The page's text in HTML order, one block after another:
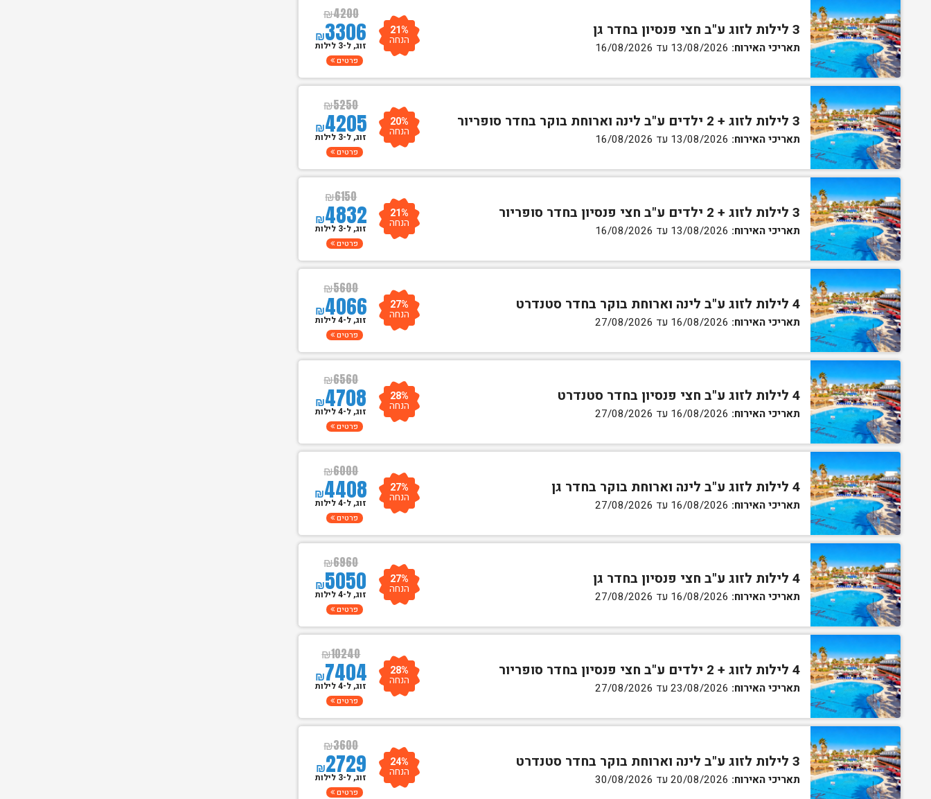
3 לילות לזוג ע"ב חצי פנסיון בחדר גן
תאריכי האירוח:
₪4200
₪3306 21%
הנחה זוג, ל-3 לילות
פרטים
3 לילות לזוג + 2 ילדים ע"ב לינה וארוחת בוקר בחדר סופריור
תאריכי האירוח:
₪5250
₪4205 20%
הנחה זוג, ל-3 לילות
פרטים
3 לילות לזוג + 2 ילדים ע"ב חצי פנסיון בחדר סופריור
תאריכי האירוח:
₪6150
₪4832 21%
הנחה זוג, ל-3 לילות
פרטים
4 לילות לזוג ע"ב לינה וארוחת בוקר בחדר סטנדרט
תאריכי האירוח:
₪5600
₪4066 27%
הנחה זוג, ל-4 לילות
פרטים
4 לילות לזוג ע"ב חצי פנסיון בחדר סטנדרט
תאריכי האירוח:
₪6560
₪4708 28%
הנחה זוג, ל-4 לילות
פרטים
4 לילות לזוג ע"ב לינה וארוחת בוקר בחדר גן
תאריכי האירוח:
₪6000
₪4408 27%
הנחה זוג, ל-4 לילות
פרטים
4 לילות לזוג ע"ב חצי פנסיון בחדר גן
תאריכי האירוח:
₪6960
₪5050 27%
הנחה זוג, ל-4 לילות
פרטים
4 לילות לזוג + 2 ילדים ע"ב חצי פנסיון בחדר סופריור
תאריכי האירוח:
₪10240
₪7404 28%
הנחה זוג, ל-4 לילות
פרטים
3 לילות לזוג ע"ב לינה וארוחת בוקר בחדר סטנדרט
תאריכי האירוח:
₪3600
₪2729 24%
הנחה זוג, ל-3 לילות
פרטים